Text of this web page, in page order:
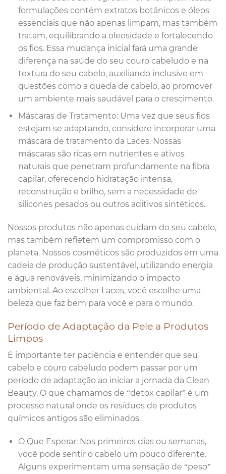
formulações contém extratos botânicos e óleos
essenciais que não apenas limpam, mas também
tratam, equilibrando a oleosidade e fortalecendo
os fios. Essa mudança inicial fará uma grande
diferença na saúde do seu couro cabeludo e na
textura do seu cabelo, auxiliando inclusive em
questões como a queda de cabelo, ao promover
um ambiente mais saudável para o crescimento.
Máscaras de Tratamento: Uma vez que seus fios
estejam se adaptando, considere incorporar uma
máscara de tratamento da Laces. Nossas
máscaras são ricas em nutrientes e ativos
naturais que penetram profundamente na fibra
capilar, oferecendo hidratação intensa,
reconstrução e brilho, sem a necessidade de
silicones pesados ou outros aditivos sintéticos.
Nossos produtos não apenas cuidam do seu cabelo,
mas também refletem um compromisso com o
planeta. Nossos cosméticos são produzidos em uma
cadeia de produção sustentável, utilizando energia
e água renováveis, minimizando o impacto
ambiental. Ao escolher Laces, você escolhe uma
beleza que faz bem para você e para o mundo.
Período de Adaptação da Pele a Produtos
Limpos
É importante ter paciência e entender que seu
cabelo e couro cabeludo podem passar por um
período de adaptação ao iniciar a jornada da Clean
Beauty. O que chamamos de “detox capilar” é um
processo natural onde os resíduos de produtos
químicos antigos são eliminados.
O Que Esperar: Nos primeiros dias ou semanas,
você pode sentir o cabelo um pouco diferente.
Alguns experimentam uma sensação de “peso”